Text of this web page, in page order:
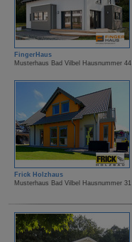
FingerHaus
Musterhaus Bad Vilbel Hausnummer 44
Frick Holzhaus
Musterhaus Bad Vilbel Hausnummer 31